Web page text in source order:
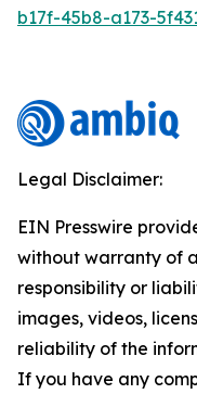
b17f-45b8-a173-
Legal Disclaimer:
EIN Presswire
without warranty of
responsibility or
images, videos,
reliability of the
If you have any